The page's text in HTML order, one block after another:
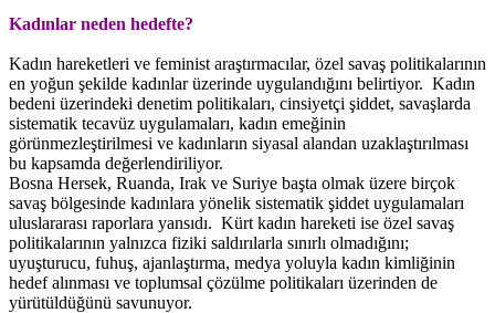
Kadınlar neden hedefte?
Kadın hareketleri ve feminist araştırmacılar, özel savaş politikalarının
en yoğun şekilde kadınlar üzerinde uygulandığını belirtiyor. Kadın
bedeni üzerindeki denetim politikaları, cinsiyetçi şiddet, savaşlarda
sistematik tecavüz uygulamaları, kadın emeğinin
görünmezleştirilmesi ve kadınların siyasal alandan uzaklaştırılması
bu kapsamda değerlendiriliyor.
Bosna Hersek, Ruanda, Irak ve Suriye başta olmak üzere birçok
savaş bölgesinde kadınlara yönelik sistematik şiddet uygulamaları
uluslararası raporlara yansıdı. Kürt kadın hareketi ise özel savaş
politikalarının yalnızca fiziki saldırılarla sınırlı olmadığını;
uyuşturucu, fuhuş, ajanlaştırma, medya yoluyla kadın kimliğinin
hedef alınması ve toplumsal çözülme politikaları üzerinden de
yürütüldüğünü savunuyor.